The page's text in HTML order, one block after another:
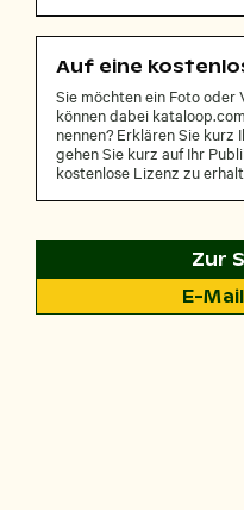
Auf eine
Sie möchten ein Foto oder
können dabei
nennen? Erklären Sie kurz
gehen Sie kurz auf Ihr
kostenlose Lizenz zu
Zur
E-